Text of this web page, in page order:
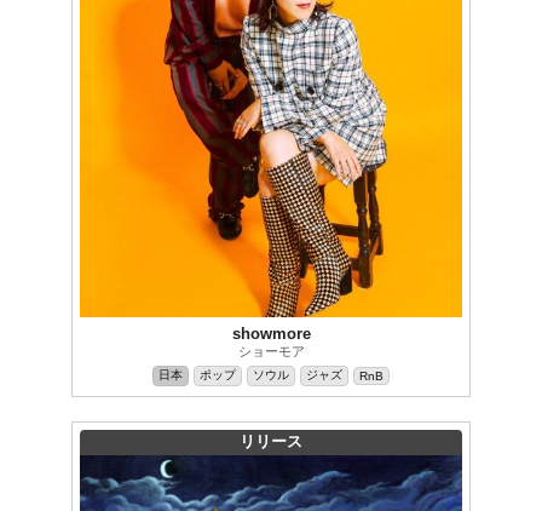
showmore
ショーモア
日本 ポップ ソウル ジャズ RnB
リリース